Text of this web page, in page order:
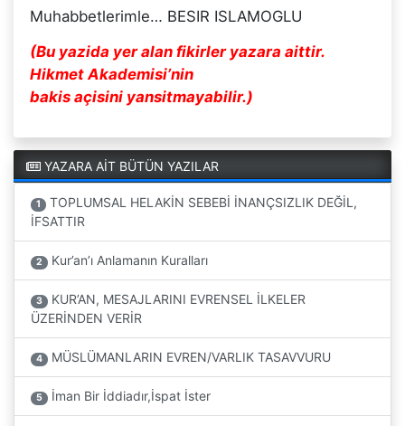
Muhabbetlerimle… BESIR ISLAMOGLU
(Bu yazida yer alan fikirler yazara aittir.
Hikmet Akademisi’nin
bakis açisini yansitmayabilir.)
YAZARA AİT BÜTÜN YAZILAR
1
TOPLUMSAL HELAKİN SEBEBİ İNANÇSIZLIK DEĞİL,
İFSATTIR
2 Kur’an’ı Anlamanın Kuralları
3
KUR’AN, MESAJLARINI EVRENSEL İLKELER
ÜZERİNDEN VERİR
4 MÜSLÜMANLARIN EVREN/VARLIK TASAVVURU
5 İman Bir İddiadır,İspat İster